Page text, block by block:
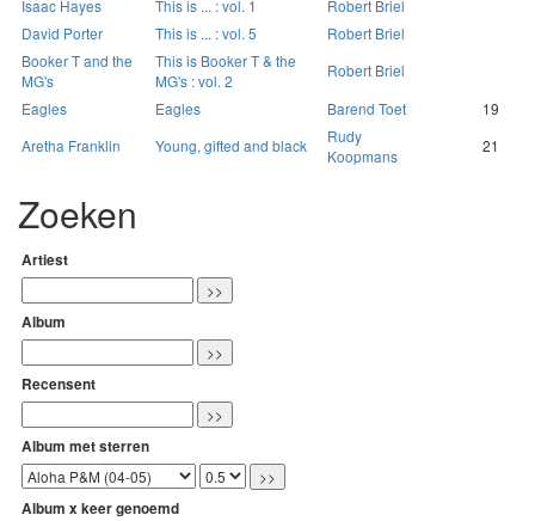
Isaac Hayes
This is ... : vol. 1
Robert Briel
David Porter
This is ... : vol. 5
Robert Briel
Booker T and the
MG's
This is Booker T & the
MG's : vol. 2
Robert Briel
Eagles
Eagles Barend Toet
19
Aretha Franklin
Young, gifted and black
Rudy
Koopmans
21
Zoeken
Artiest
Album
Recensent
Album met sterren
Album x keer genoemd